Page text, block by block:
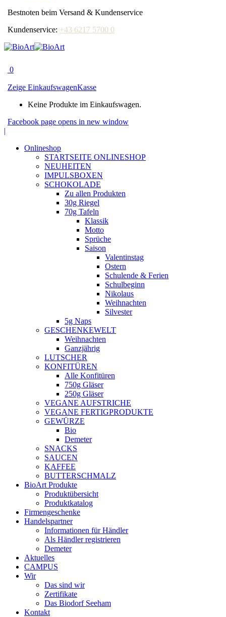
Bestnoten beim Versand & Kundenservice
Kundenservice: +43 6217 5700 0
0
Zeige EinkaufswagenKasse
Keine Produkte im Einkaufswagen.
Facebook page opens in new window
|
Onlineshop
STARTSEITE ONLINESHOP
NEUHEITEN
IMPULSBOXEN
SCHOKOLADE
Zu allen Produkten
30g Riegel
70g Tafeln
Klassik
Motto
Sprüche
Saison
Valentinstag
Ostern
Schulende & Ferien
Schulbeginn
Nikolaus
Weihnachten
Silvester
5g Naps
GESCHENKEWELT
Weihnachten
Ganzjährig
LUTSCHER
KONFITÜREN
Alle Konfitüren
750g Gläser
250g Gläser
VEGANE AUFSTRICHE
VEGANE FERTIGPRODUKTE
GEWÜRZE
Bio
Demeter
SNACKS
SAUCEN
KAFFEE
BUTTERSCHMALZ
BioArt Produkte
Produktübersicht
Produktkatalog
Firmengeschenke
Handelspartner
Informationen für Händler
Als Händler registrieren
Demeter
Aktuelles
CAMPUS
Wir
Das sind wir
Zertifikate
Das Biodorf Seeham
Kontakt